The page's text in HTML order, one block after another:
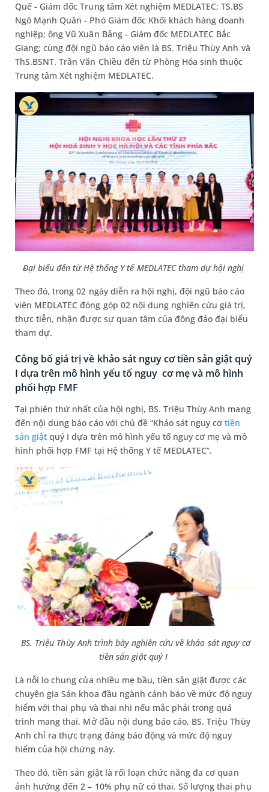
Quế - Giám đốc Trung tâm Xét nghiệm MEDLATEC; TS.BS
Ngô Mạnh Quân - Phó Giám đốc Khối khách hàng doanh
nghiệp; ông Vũ Xuân Bảng - Giám đốc MEDLATEC Bắc
Giang; cùng đội ngũ báo cáo viên là BS. Triệu Thùy Anh và
ThS.BSNT. Trần Văn Chiều đến từ Phòng Hóa sinh thuộc
Trung tâm Xét nghiệm MEDLATEC.
Đại biểu đến từ Hệ thống Y tế MEDLATEC tham dự hội nghị
Theo đó, trong 02 ngày diễn ra hội nghị, đội ngũ báo cáo
viên MEDLATEC đóng góp 02 nội dung nghiên cứu giá trị,
thực tiễn, nhận được sự quan tâm của đông đảo đại biểu
tham dự.
Công bố giá trị về khảo sát nguy cơ tiền sản giật quý
I dựa trên mô hình yếu tố nguy cơ mẹ và mô hình
phối hợp FMF
Tại phiên thứ nhất của hội nghị, BS. Triệu Thùy Anh mang
đến nội dung báo cáo với chủ đề “Khảo sát nguy cơtiền
sản giật quý I dựa trên mô hình yếu tố nguy cơ mẹ và mô
hình phối hợp FMF tại Hệ thống Y tế MEDLATEC”.
BS. Triệu Thùy Anh trình bày nghiên cứu về khảo sát nguy cơ
tiền sản giật quý I
Là nỗi lo chung của nhiều mẹ bầu, tiền sản giật được các
chuyên gia Sản khoa đầu ngành cảnh báo về mức độ nguy
hiểm với thai phụ và thai nhi nếu mắc phải trong quá
trình mang thai. Mở đầu nội dung báo cáo, BS. Triệu Thùy
Anh chỉ ra thực trạng đáng báo động và mức độ nguy
hiểm của hội chứng này.
Theo đó, tiền sản giật là rối loạn chức năng đa cơ quan
ảnh hướng đến 2 – 10% phụ nữ có thai. Số lượng thai phụ